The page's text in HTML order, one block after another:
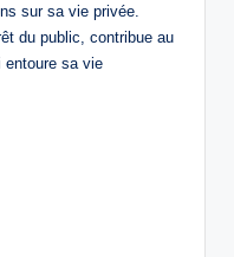
sur sa vie privée.
du public, contribue au
entoure sa vie